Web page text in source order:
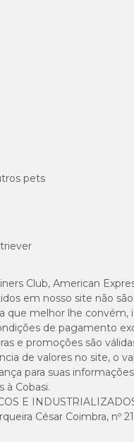
Porém, pode
para proteger as mãos.
casa. Assim, você
organizados, para
limpeza para a sua
e mensais.
pets
Club, American
em nosso site não
que melhor lhe convém,
de pagamento
e promoções são
de valores no site, o
para suas
à Cobasi.
E
César Coimbra, nº